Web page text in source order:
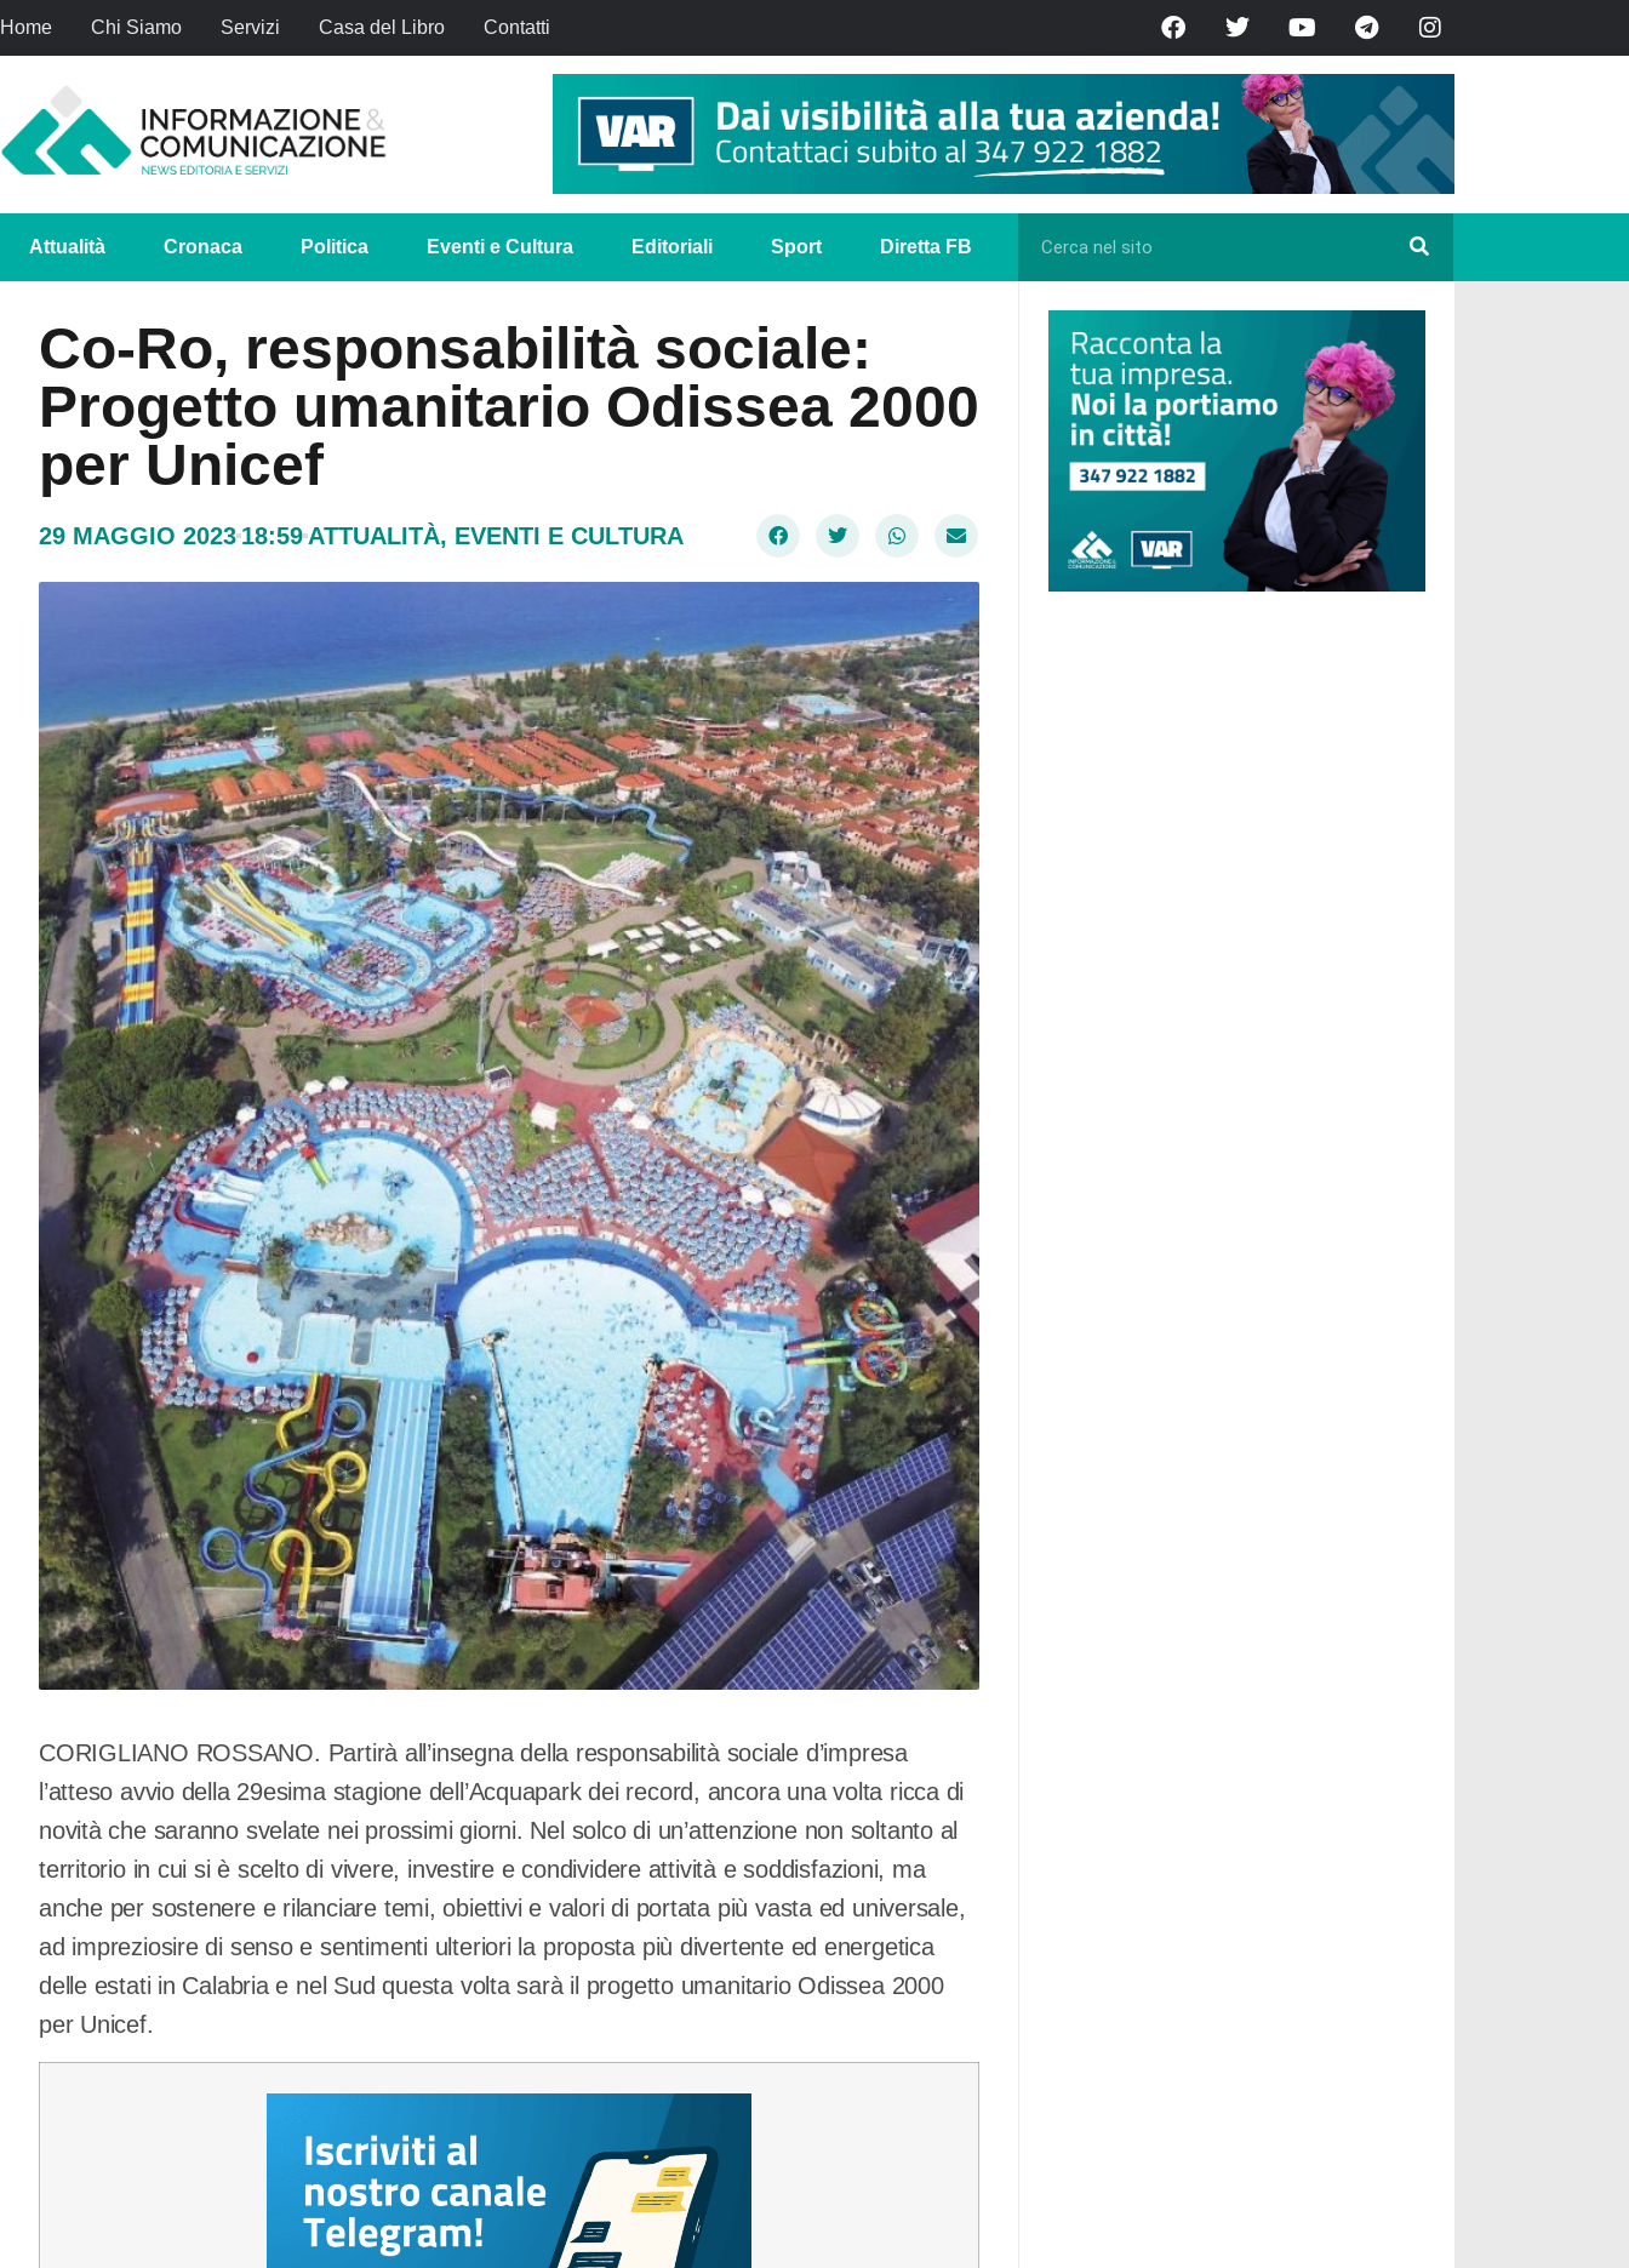
Home Chi Siamo Servizi Casa del Libro Contatti
Attualità Cronaca Politica Eventi e Cultura Editoriali Sport Diretta FB
Co-Ro, responsabilità sociale:
Progetto umanitario Odissea 2000
per Unicef
29 MAGGIO 2023 18:59 ATTUALITÀ, EVENTI E CULTURA
CORIGLIANO ROSSANO. Partirà all’insegna della responsabilità sociale d’impresa
l’atteso avvio della 29esima stagione dell’Acquapark dei record, ancora una volta ricca di
novità che saranno svelate nei prossimi giorni. Nel solco di un’attenzione non soltanto al
territorio in cui si è scelto di vivere, investire e condividere attività e soddisfazioni, ma
anche per sostenere e rilanciare temi, obiettivi e valori di portata più vasta ed universale,
ad impreziosire di senso e sentimenti ulteriori la proposta più divertente ed energetica
delle estati in Calabria e nel Sud questa volta sarà il progetto umanitario Odissea 2000
per Unicef.